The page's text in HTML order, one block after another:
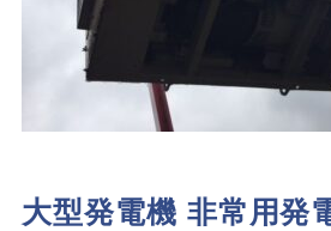
大型発電機 非常用発